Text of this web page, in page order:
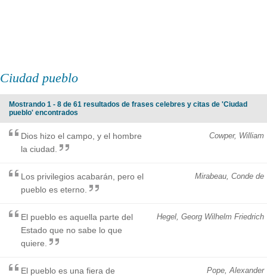
Ciudad pueblo
Mostrando 1 - 8 de 61 resultados de frases celebres y citas de 'Ciudad
pueblo' encontrados
Cowper, William
Dios hizo el campo, y el hombre
la ciudad.
Mirabeau, Conde de
Los privilegios acabarán, pero el
pueblo es eterno.
Hegel, Georg Wilhelm Friedrich
El pueblo es aquella parte del
Estado que no sabe lo que
quiere.
Pope, Alexander
El pueblo es una fiera de